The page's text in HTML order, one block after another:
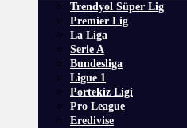
Trendyol Süper Lig
Premier Lig
La Liga
Serie A
Bundesliga
Ligue 1
Portekiz Ligi
Pro League
Eredivise